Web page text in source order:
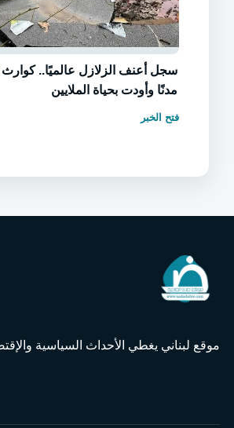
سجل أعنف الزلازل عالميًا..
مدنًا وأودت بحياة الملايين
فتح الخبر
موقع لبناني يغطي الأحداث السياسية